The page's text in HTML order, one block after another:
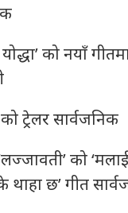
को नयाँ
को ट्रेलर सार्वजनिक
को
थाहा छ’ गीत